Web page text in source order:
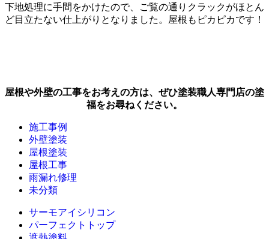
下地処理に手間をかけたので、ご覧の通りクラックがほとん
ど目立たない仕上がりとなりました。屋根もピカピカです！
屋根や外壁の工事をお考えの方は、ぜひ塗装職人専門店の塗
福をお尋ねください。
施工事例
外壁塗装
屋根塗装
屋根工事
雨漏れ修理
未分類
サーモアイシリコン
パーフェクトトップ